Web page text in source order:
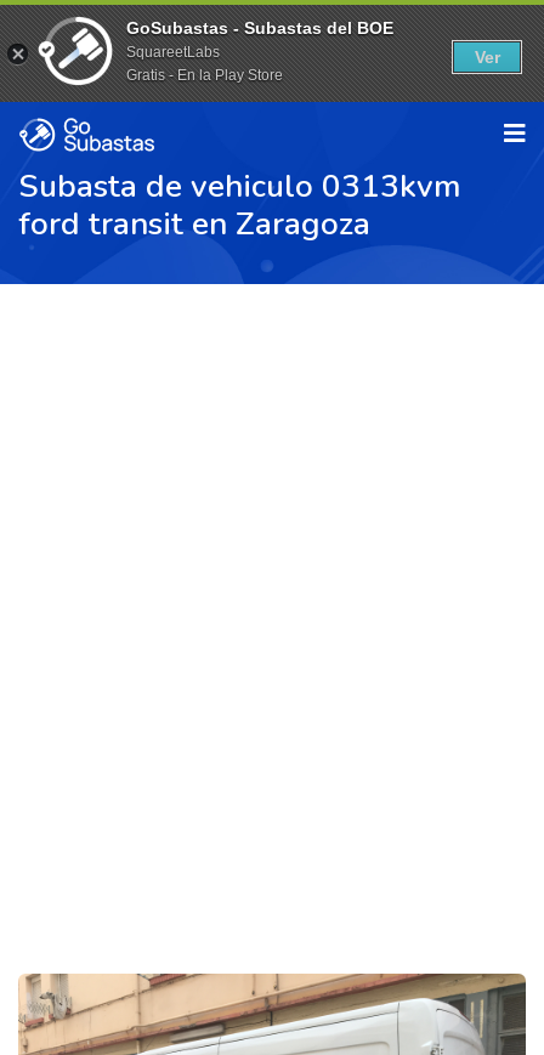
Subasta de vehiculo 0313kvm
ford transit en Zaragoza
GoSubastas - Subastas del BOE
SquareetLabs
Gratis - En la Play Store
Ver